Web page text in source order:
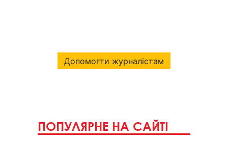
Допомогти журналістам
ПОПУЛЯРНЕ НА САЙТІ